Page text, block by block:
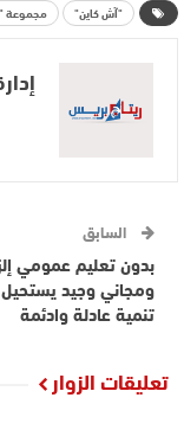
"آش كاين" مجموعة
السابق
بدون تعليم عمومي
ومجاني وجيد
تنمية عادلة وادئمة
تعليقات الزوار